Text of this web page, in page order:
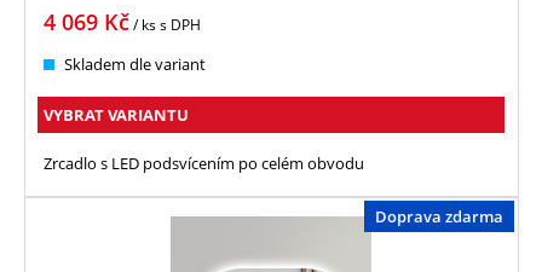
4 069 Kč/ kss DPH
Skladem dle variant
VYBRAT VARIANTU
Zrcadlo s LED podsvícením po celém obvodu
Doprava zdarma